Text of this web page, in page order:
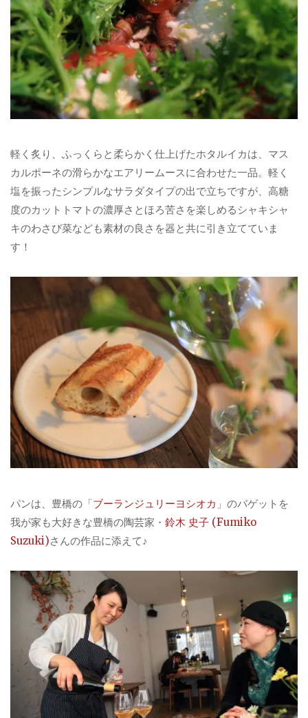
軽く炙り、ふっくらと柔らかく仕上げたホタルイカは、マス
カルポーネの滑らかなエアリームースに合わせた一品。軽く
塩を振ったシンプルなサラダタイプの出で立ちですが、高糖
度のカットトマトの濃厚さとほろ苦さを楽しめるシャキシャ
キのわさび菜なども素材の良さを器と共に引き立てていま
す！
パンは、豊橋の「ブーランジュリーヨシオカ 」のバゲットを
我が家も大好きな豊橋の陶芸家・ 鈴木 史子 (Fumiko
Suzuki)さんの作品に添えて♪